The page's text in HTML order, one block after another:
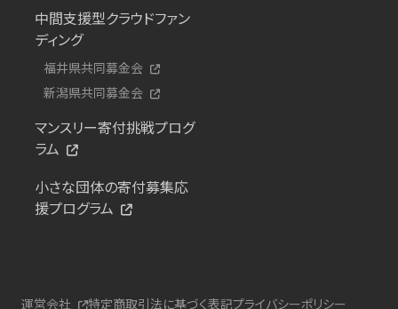
中間支援型クラウドファン
ディング
福井県共同募金会
新潟県共同募金会
マンスリー寄付挑戦プログ
ラム
小さな団体の寄付募集応
援プログラム
運営会社 特定商取引法に基づく表記プライバシーポリシー